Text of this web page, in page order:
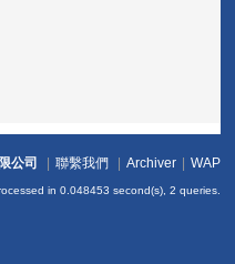
公司 聯繫我們 Archiver WAP
in 0.048453 second(s), 2 queries.